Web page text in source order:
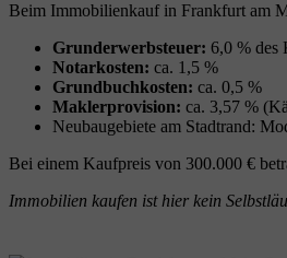
Beim Immobilienkauf in Frankfurt am
Grunderwerbsteuer: 6,0 % des
Notarkosten: ca. 1,5 %
Grundbuchkosten: ca. 0,5 %
Maklerprovision: ca. 3,57 %
Neubaugebiete am Stadtrand:
Bei einem Kaufpreis von 300.000 €
Immobilien kaufen ist hier kein